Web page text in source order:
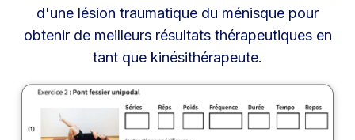
d'une lésion traumatique du ménisque pour
obtenir de meilleurs résultats thérapeutiques en
tant que kinésithérapeute.